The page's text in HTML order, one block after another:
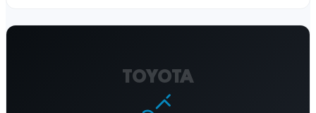
TOYOTA